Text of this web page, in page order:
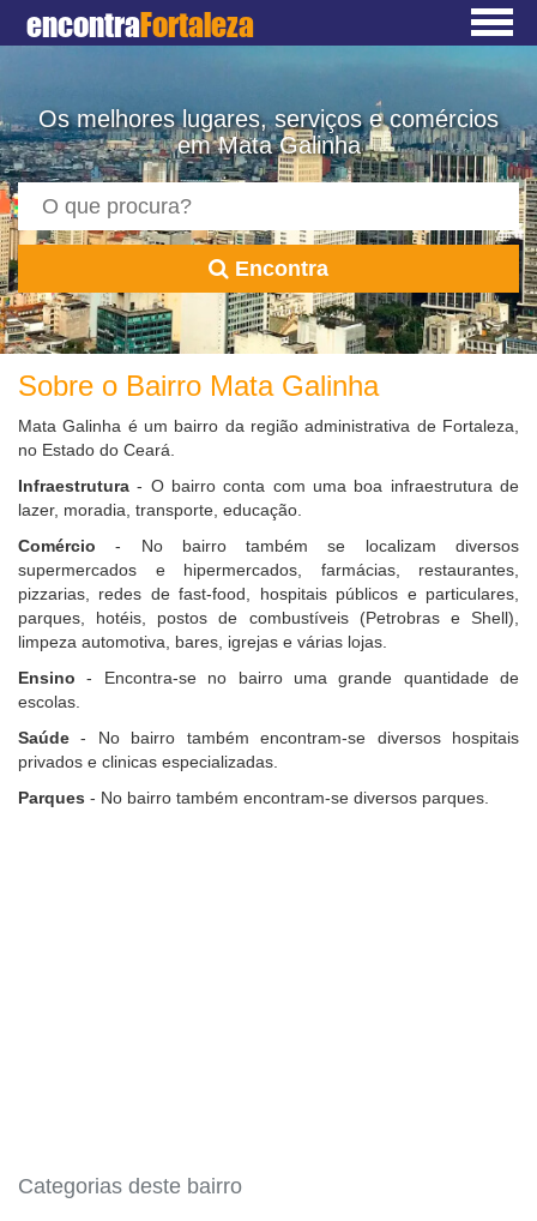
encontraFortaleza
Os melhores lugares, serviços e comércios
em Mata Galinha
Encontra
Sobre o Bairro Mata Galinha
Mata Galinha é um bairro da região administrativa de Fortaleza,
no Estado do Ceará.
Infraestrutura - O bairro conta com uma boa infraestrutura de
lazer, moradia, transporte, educação.
Comércio - No bairro também se localizam diversos
supermercados e hipermercados, farmácias, restaurantes,
pizzarias, redes de fast-food, hospitais públicos e particulares,
parques, hotéis, postos de combustíveis (Petrobras e Shell),
limpeza automotiva, bares, igrejas e várias lojas.
Ensino - Encontra-se no bairro uma grande quantidade de
escolas.
Saúde - No bairro também encontram-se diversos hospitais
privados e clinicas especializadas.
Parques - No bairro também encontram-se diversos parques.
Categorias deste bairro